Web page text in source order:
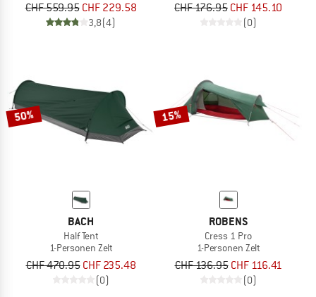
CHF 559.95 CHF 229.58
3,8(4)
CHF 176.95 CHF 145.10
(0)
50%
BACH
Half Tent
1-Personen Zelt
CHF 470.95 CHF 235.48
(0)
15%
ROBENS
Cress 1 Pro
1-Personen Zelt
CHF 136.95 CHF 116.41
(0)